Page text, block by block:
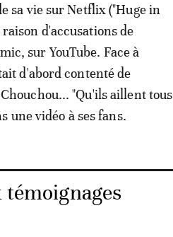
sa vie sur Netflix ("Huge in
d'accusations de
sur YouTube. Face à
d'abord contenté de
"Qu'ils aillent tous
une vidéo à ses fans.
témoignages